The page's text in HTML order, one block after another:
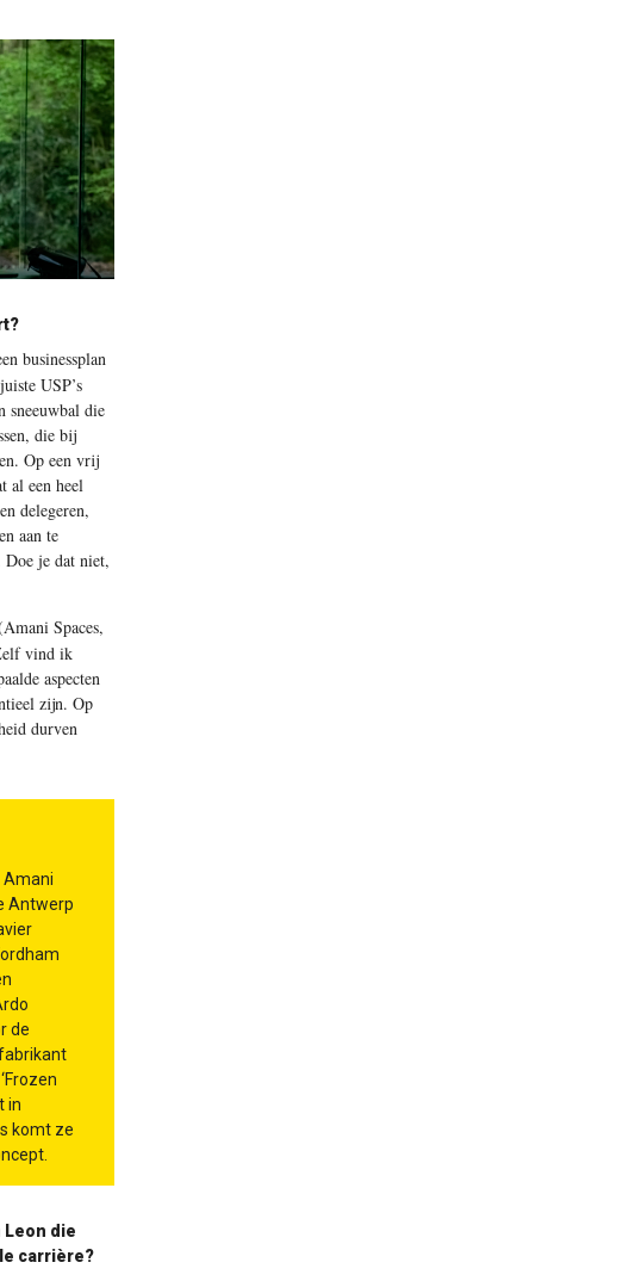
businessplan
USP’s
sneeuwbal die
die bij
Op een vrij
al een heel
delegeren,
aan te
je dat niet,
Spaces,
vind ik
aspecten
zijn. Op
durven
Amani
Antwerp
de
in
komt ze
Leon die
carrière?